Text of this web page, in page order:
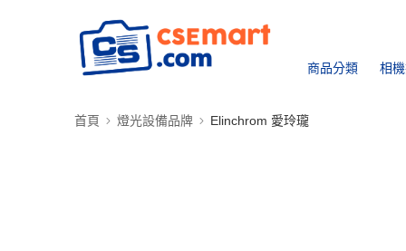
商品分類 相
首頁 燈光設備品牌 Elinchrom 愛玲瓏